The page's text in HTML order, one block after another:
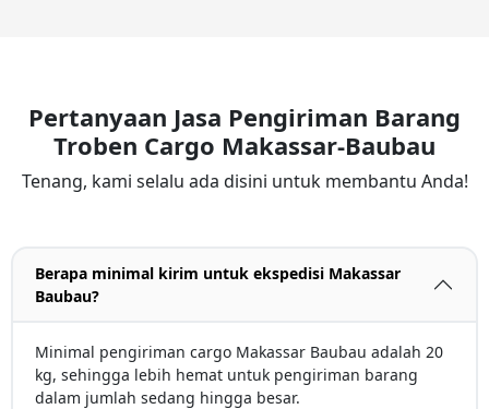
Pertanyaan Jasa Pengiriman Barang
Troben Cargo Makassar-Baubau
Tenang, kami selalu ada disini untuk membantu Anda!
Berapa minimal kirim untuk ekspedisi Makassar
Baubau?
Minimal pengiriman cargo Makassar Baubau adalah 20
kg, sehingga lebih hemat untuk pengiriman barang
dalam jumlah sedang hingga besar.